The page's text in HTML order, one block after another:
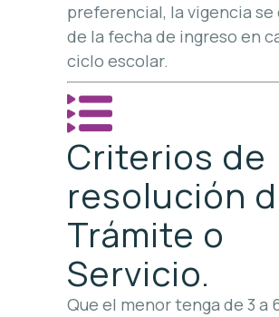
preferencial, la vigencia se
de la fecha de ingreso en
ciclo escolar.
Criterios de
resolución
Trámite o
Servicio.
Que el menor tenga de 3 a